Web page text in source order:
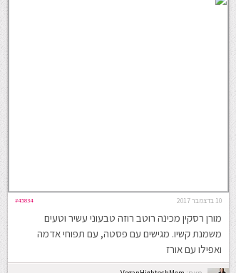
10 בדצמבר 2017 #45834
מורן רסקין מכינה רוטב רוזה טבעוני עשיר וטעים
משמנת קשיו. מגישים עם פסטה, עם תפוחי אדמה
ואפילו עם אורז